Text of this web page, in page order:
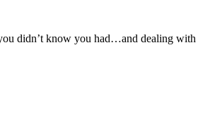
didn’t know you had…and dealing